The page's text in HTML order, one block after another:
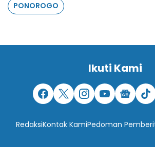
PONOROGO
Ikuti Kami
RedaksiKontak KamiPedoman